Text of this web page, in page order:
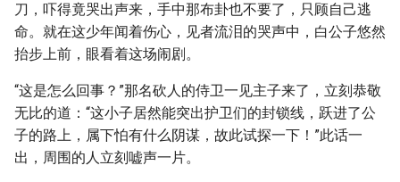
刀，吓得竟哭出声来，手中那布卦也不要了，只顾自己逃
命。就在这少年闻着伤心，见者流泪的哭声中，白公子悠然
抬步上前，眼看着这场闹剧。
“这是怎么回事？”那名砍人的侍卫一见主子来了，立刻恭敬
无比的道：“这小子居然能突出护卫们的封锁线，跃进了公
子的路上，属下怕有什么阴谋，故此试探一下！”此话一
出，周围的人立刻嘘声一片。